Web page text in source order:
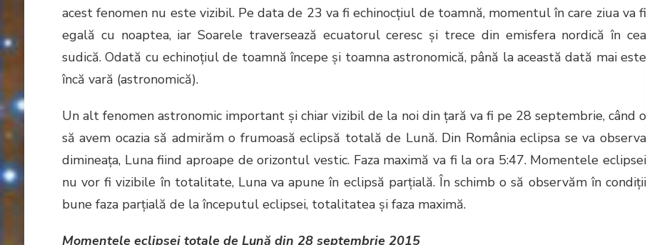
acest fenomen nu este vizibil. Pe data de 23 va fi echinocţiul de toamnă, momentul în care ziua va fi
egală cu noaptea, iar Soarele traversează ecuatorul ceresc şi trece din emisfera nordică în cea
sudică. Odată cu echinoţiul de toamnă începe şi toamna astronomică, până la această dată mai este
încă vară (astronomică).
Un alt fenomen astronomic important şi chiar vizibil de la noi din ţară va fi pe 28 septembrie, când o
să avem ocazia să admirăm o frumoasă eclipsă totală de Lună. Din România eclipsa se va observa
dimineaţa, Luna fiind aproape de orizontul vestic. Faza maximă va fi la ora 5:47. Momentele eclipsei
nu vor fi vizibile în totalitate, Luna va apune în eclipsă parţială. În schimb o să observăm în condiţii
bune faza parţială de la începutul eclipsei, totalitatea şi faza maximă.
Momentele eclipsei totale de Lună din 28 septembrie 2015